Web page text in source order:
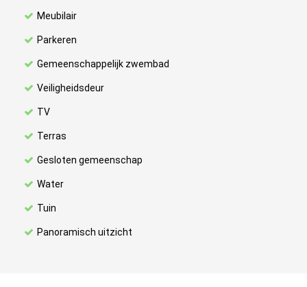
Meubilair
Parkeren
Gemeenschappelijk zwembad
Veiligheidsdeur
TV
Terras
Gesloten gemeenschap
Water
Tuin
Panoramisch uitzicht